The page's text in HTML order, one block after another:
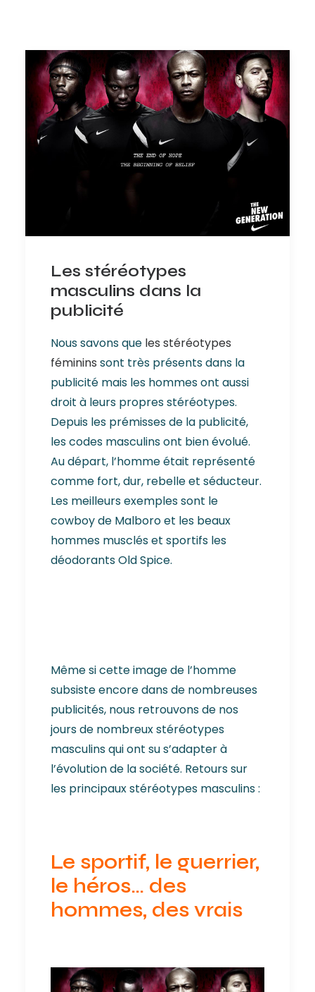
Les stéréotypes
masculins dans la
publicité
Nous savons que les stéréotypes
féminins sont très présents dans la
publicité mais les hommes ont aussi
droit à leurs propres stéréotypes.
Depuis les prémisses de la publicité,
les codes masculins ont bien évolué.
Au départ, l’homme était représenté
comme fort, dur, rebelle et séducteur.
Les meilleurs exemples sont le
cowboy de Malboro et les beaux
hommes musclés et sportifs les
déodorants Old Spice.
Même si cette image de l’homme
subsiste encore dans de nombreuses
publicités, nous retrouvons de nos
jours de nombreux stéréotypes
masculins qui ont su s’adapter à
l’évolution de la société. Retours sur
les principaux stéréotypes masculins :
Le sportif, le guerrier,
le héros… des
hommes, des vrais